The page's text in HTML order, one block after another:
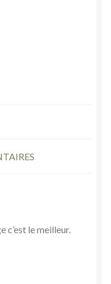
c’est le meilleur.